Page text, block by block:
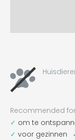
Recommended
om te
voor gezinnen